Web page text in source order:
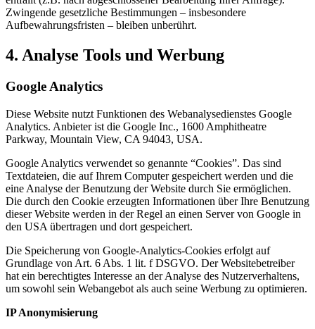
Zwingende gesetzliche Bestimmungen – insbesondere
Aufbewahrungsfristen – bleiben unberührt.
4. Analyse Tools und Werbung
Google Analytics
Diese Website nutzt Funktionen des Webanalysedienstes Google
Analytics. Anbieter ist die Google Inc., 1600 Amphitheatre
Parkway, Mountain View, CA 94043, USA.
Google Analytics verwendet so genannte “Cookies”. Das sind
Textdateien, die auf Ihrem Computer gespeichert werden und die
eine Analyse der Benutzung der Website durch Sie ermöglichen.
Die durch den Cookie erzeugten Informationen über Ihre Benutzung
dieser Website werden in der Regel an einen Server von Google in
den USA übertragen und dort gespeichert.
Die Speicherung von Google-Analytics-Cookies erfolgt auf
Grundlage von Art. 6 Abs. 1 lit. f DSGVO. Der Websitebetreiber
hat ein berechtigtes Interesse an der Analyse des Nutzerverhaltens,
um sowohl sein Webangebot als auch seine Werbung zu optimieren.
IP Anonymisierung